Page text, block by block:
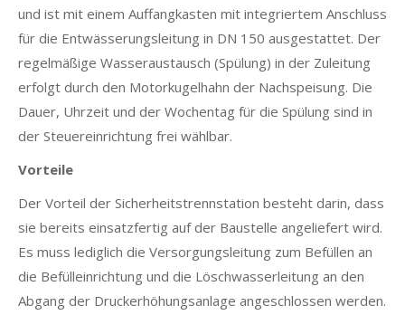
und ist mit einem Auffangkasten mit integriertem Anschluss
für die Entwässerungsleitung in DN 150 ausgestattet. Der
regelmäßige Wasseraustausch (Spülung) in der Zuleitung
erfolgt durch den Motorkugelhahn der Nachspeisung. Die
Dauer, Uhrzeit und der Wochentag für die Spülung sind in
der Steuereinrichtung frei wählbar.
Vorteile
Der Vorteil der Sicherheitstrennstation besteht darin, dass
sie bereits einsatzfertig auf der Baustelle angeliefert wird.
Es muss lediglich die Versorgungsleitung zum Befüllen an
die Befülleinrichtung und die Löschwasserleitung an den
Abgang der Druckerhöhungsanlage angeschlossen werden.